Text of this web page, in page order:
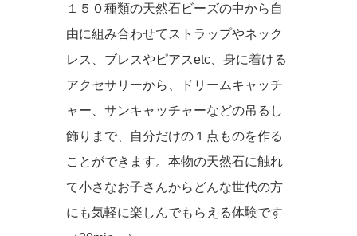
１５０種類の天然石ビーズの中から自
由に組み合わせてストラップやネック
レス、ブレスやピアスetc、身に着ける
アクセサリーから、ドリームキャッチ
ャー、サンキャッチャーなどの吊るし
飾りまで、自分だけの１点ものを作る
ことができます。本物の天然石に触れ
て小さなお子さんからどんな世代の方
にも気軽に楽しんでもらえる体験です